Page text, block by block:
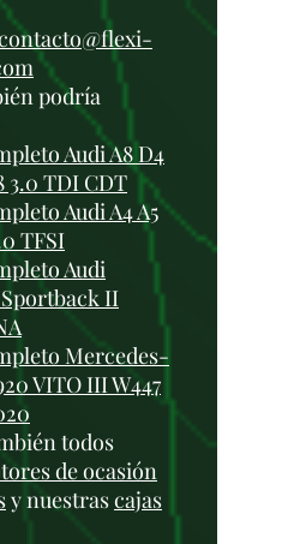
podría
Audi A8 D4
3.0 TDI CDT
Audi A4 A5
TFSI
Audi
II
Mercedes-
VITO III W447
todos
de ocasión
y nuestrascajas